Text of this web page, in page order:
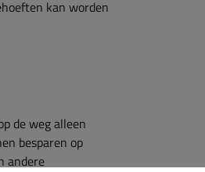
kan worden
de weg alleen
besparen op
andere